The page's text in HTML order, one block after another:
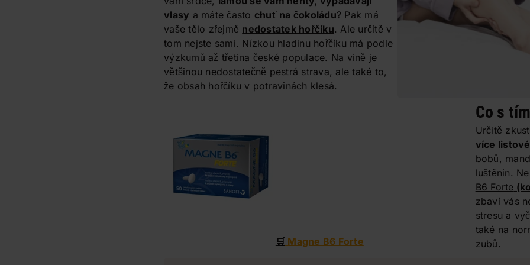
vlasy a máte často chuť na čokoládu? Pak má
vaše tělo zřejmě nedostatek hořčíku. Ale určitě v
tom nejste sami. Nízkou hladinu hořčíku má podle
výzkumů až třetina české populace. Na vině je
většinou nedostatečně pestrá strava, ale také to,
že obsah hořčíku v potravinách klesá.
🛒 Magne B6 Forte
Co s
Určitě
více
bobů,
luštěnin.
B6 Forte
zbaví vás
stresu a
také na
zubů.